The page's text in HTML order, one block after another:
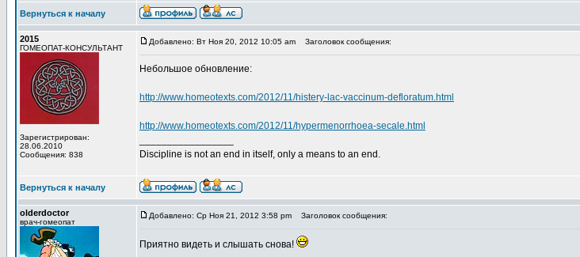
Вернуться к началу
2015
ГОМЕОПАТ-КОНСУЛЬТАНТ
Зарегистрирован:
28.06.2010
Сообщения: 838
Добавлено: Вт Ноя 20, 2012 10:05 am Заголовок сообщения:
Небольшое обновление:
http://www.homeotexts.com/2012/11/histery-lac-vaccinum-defloratum.html
http://www.homeotexts.com/2012/11/hypermenorrhoea-secale.html
Discipline is not an end in itself, only a means to an end.
Вернуться к началу
olderdoctor
врач-гомеопат
Добавлено: Ср Ноя 21, 2012 3:58 pm Заголовок сообщения:
Приятно видеть и слышать снова!